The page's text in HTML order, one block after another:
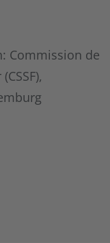
Commission de